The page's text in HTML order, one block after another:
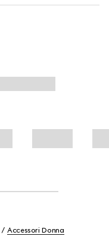
Accessori Donna